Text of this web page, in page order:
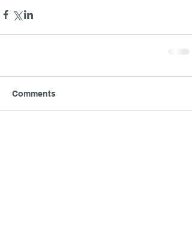
Comments